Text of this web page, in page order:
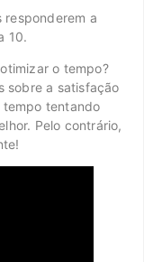
responderem a
10.
o tempo?
sobre a satisfação
tentando
Pelo contrário,